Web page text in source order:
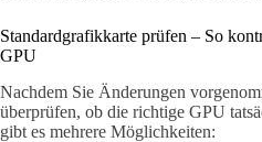
Standardgrafikkarte prüfen – So
GPU
Nachdem Sie Änderungen
überprüfen, ob die richtige GPU
gibt es mehrere Möglichkeiten: